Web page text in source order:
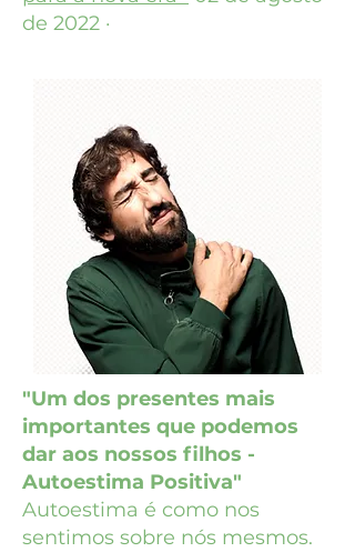
de 2022 ·
"Um dos presentes mais
importantes que podemos
dar aos nossos filhos -
Autoestima Positiva"
Autoestima é como nos
sentimos sobre nós mesmos.